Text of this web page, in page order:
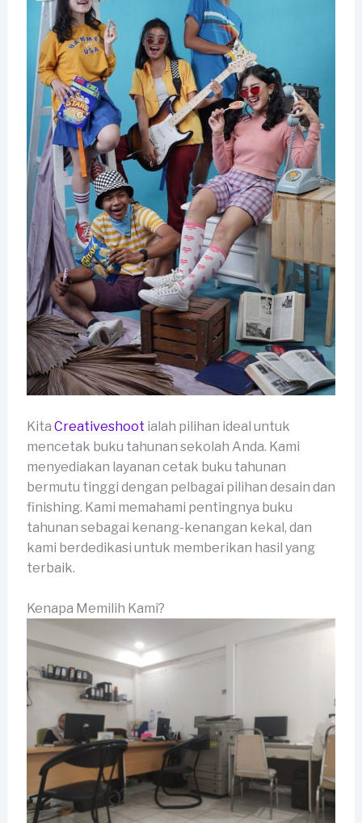
Kita Creativeshoot ialah pilihan ideal untuk
mencetak buku tahunan sekolah Anda. Kami
menyediakan layanan cetak buku tahunan
bermutu tinggi dengan pelbagai pilihan desain dan
finishing. Kami memahami pentingnya buku
tahunan sebagai kenang-kenangan kekal, dan
kami berdedikasi untuk memberikan hasil yang
terbaik.
Kenapa Memilih Kami?